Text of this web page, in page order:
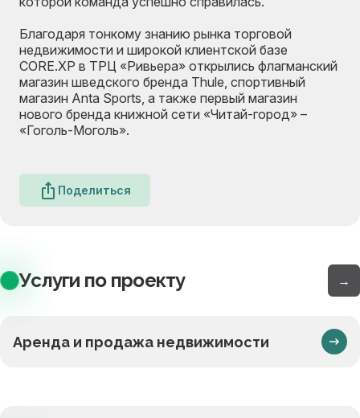
Благодаря тонкому знанию рынка торговой
недвижимости и широкой клиентской базе
CORE.XP в ТРЦ «Ривьера» открылись флагманский
магазин шведского бренда Thule, спортивный
магазин Anta Sports, а также первый магазин
нового бренда книжной сети «Читай-город» –
«Гоголь-Моголь».
Поделиться
Услуги по проекту →
Аренда и продажа недвижимости